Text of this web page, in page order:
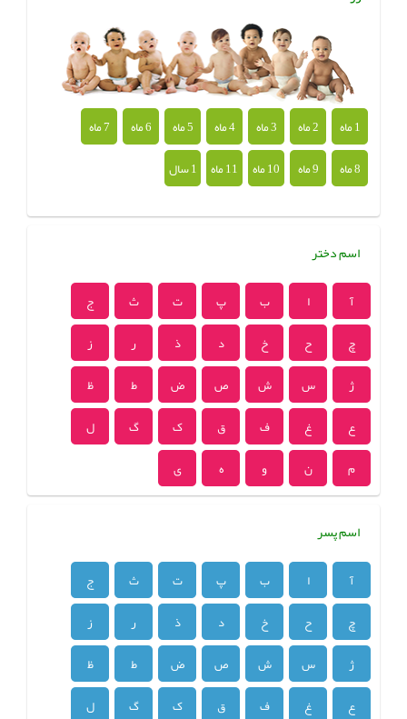
1 ماه 2 ماه 3 ماه 4 ماه 5 ماه 6 ماه
7 ماه
8 ماه
9 ماه 10 ماه 11 ماه 1 سال
اسم دختر
آ ا ب پ ت ث
ج
چ
ح خ د ذ ر
ز
ژ
س ش ص ض ط
ظ
ع
غ ف ق ک گ
ل
م
ن و ه ی
اسم پسر
آ ا ب پ ت ث
ج
چ
ح خ د ذ ر
ز
ژ
س ش ص ض ط
ظ
ع
غ ف ق ک گ
ل